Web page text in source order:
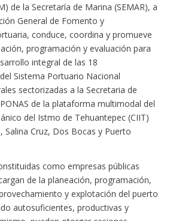
de la Secretaría de Marina (SEMAR), a
General de Fomento y
conduce, coordina y promueve
programación y evaluación para
integral de las 18
Sistema Portuario Nacional
sectorizadas a la Secretaria de
de la plataforma multimodal del
del Istmo de Tehuantepec (CIIT)
Salina Cruz, Dos Bocas y Puerto
como empresas públicas
de la planeación, programación,
y explotación del puerto
autosuficientes, productivas y